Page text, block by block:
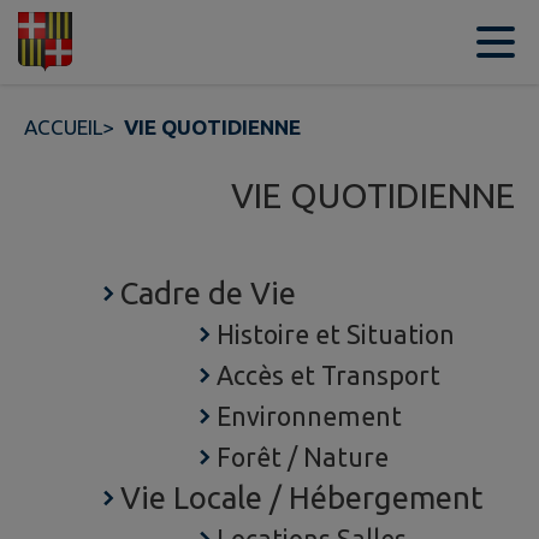
Contenu
ACCUEIL> VIE QUOTIDIENNE
VIE QUOTIDIENNE
Cadre de Vie
Histoire et Situation
Accès et Transport
Environnement
Forêt / Nature
Vie Locale / Hébergement